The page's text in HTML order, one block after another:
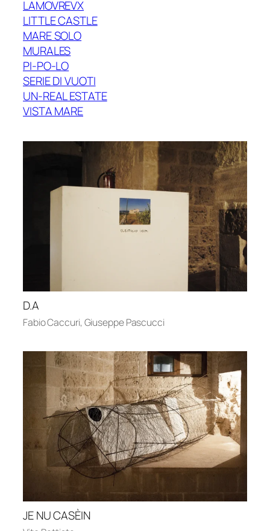
LAMOVREVX
LITTLE CASTLE
MARE SOLO
MURALES
PI-PO-LO
SERIE DI VUOTI
UN-REAL ESTATE
VISTA MARE
D.A
Fabio Caccuri, Giuseppe Pascucci
JE NU CASÈIN